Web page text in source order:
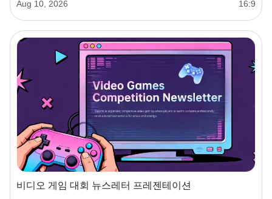
Aug 10, 2026 16:9
비디오 게임 대회 뉴스레터 프레젠테이션